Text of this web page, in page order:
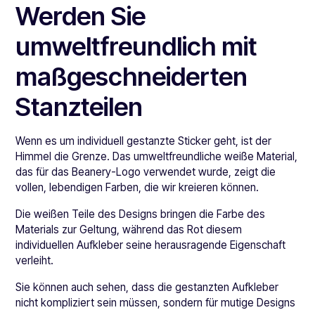
Werden Sie
umweltfreundlich mit
maßgeschneiderten
Stanzteilen
Wenn es um individuell gestanzte Sticker geht, ist der
Himmel die Grenze. Das umweltfreundliche weiße Material,
das für das Beanery-Logo verwendet wurde, zeigt die
vollen, lebendigen Farben, die wir kreieren können.
Die weißen Teile des Designs bringen die Farbe des
Materials zur Geltung, während das Rot diesem
individuellen Aufkleber seine herausragende Eigenschaft
verleiht.
Sie können auch sehen, dass die gestanzten Aufkleber
nicht kompliziert sein müssen, sondern für mutige Designs